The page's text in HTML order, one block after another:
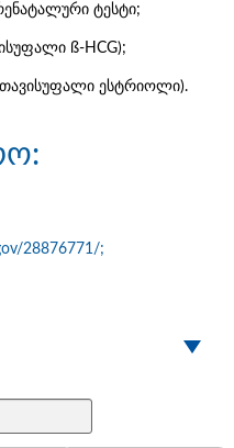
ტესტი;
ß-HCG);
თავისუფალი ესტრიოლი).
28876771/;